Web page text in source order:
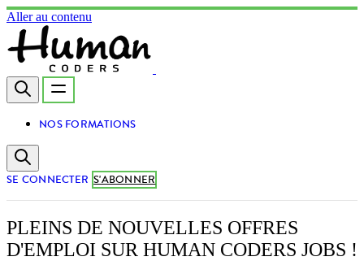
Aller au contenu
NOS FORMATIONS
SE CONNECTER S'ABONNER
PLEINS DE NOUVELLES OFFRES
D'EMPLOI SUR HUMAN CODERS JOBS !